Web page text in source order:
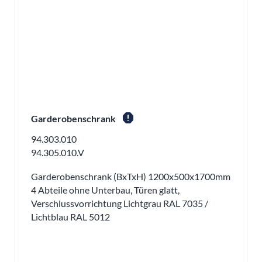
Garderobenschrank report
94.303.010
94.305.010.V
Garderobenschrank (BxTxH) 1200x500x1700mm
4 Abteile ohne Unterbau, Türen glatt,
Verschlussvorrichtung Lichtgrau RAL 7035 /
Lichtblau RAL 5012